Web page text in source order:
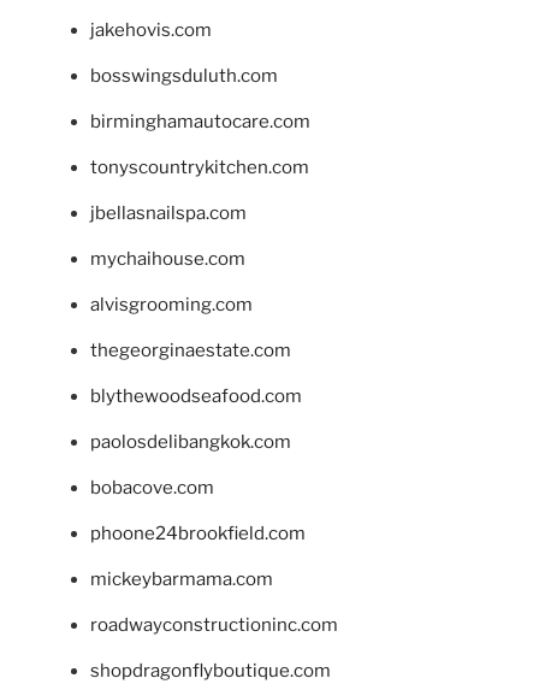
jakehovis.com
bosswingsduluth.com
birminghamautocare.com
tonyscountrykitchen.com
jbellasnailspa.com
mychaihouse.com
alvisgrooming.com
thegeorginaestate.com
blythewoodseafood.com
paolosdelibangkok.com
bobacove.com
phoone24brookfield.com
mickeybarmama.com
roadwayconstructioninc.com
shopdragonflyboutique.com